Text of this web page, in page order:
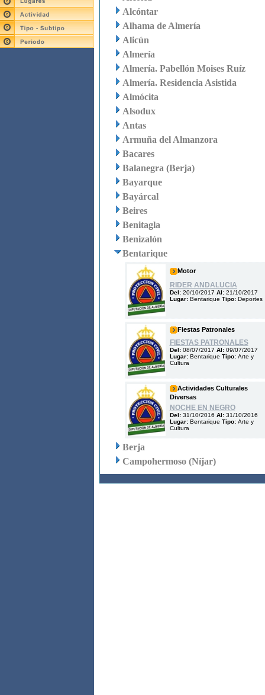
Alcóntar
Alhama de Almería
Alicún
Almería
Almería. Pabellón Moises Ruíz
Almería. Residencia Asistida
Almócita
Alsodux
Antas
Armuña del Almanzora
Bacares
Balanegra (Berja)
Bayarque
Bayárcal
Beires
Benitagla
Benizalón
Bentarique
Motor
RIDER ANDALUCIA
Del: 20/10/2017 Al: 21/10/2017
Lugar: Bentarique Tipo: Deportes
Fiestas Patronales
FIESTAS PATRONALES
Del: 08/07/2017 Al: 09/07/2017
Lugar: Bentarique Tipo: Arte y
Cultura
Actividades Culturales
Diversas
NOCHE EN NEGRO
Del: 31/10/2016 Al: 31/10/2016
Lugar: Bentarique Tipo: Arte y
Cultura
Berja
Campohermoso (Níjar)